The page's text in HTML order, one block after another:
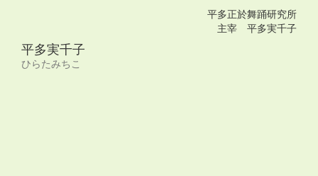
平多正於舞踊研究所
主宰 平多実千子
平多実千子
ひらたみちこ